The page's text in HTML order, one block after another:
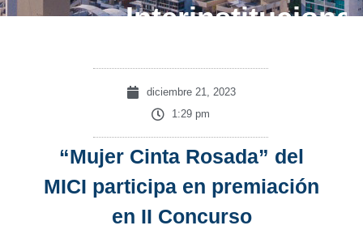
Interinstitucional
diciembre 21, 2023
1:29 pm
“Mujer Cinta Rosada” del
MICI participa en premiación
en II Concurso